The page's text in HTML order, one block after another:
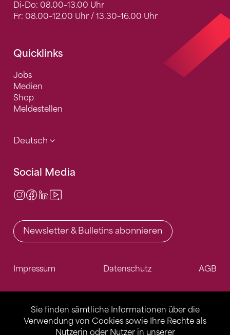
Sie finden sämtliche Informationen über die
Verwendung von Cookies sowie Ihre Rechte als
Nutzerin oder Nutzer in unserer
Di-Do: 08.00–13.00 Uhr
Fr: 08.00–12.00 Uhr / 13.30–16.00 Uhr
Quicklinks
Jobs
Medien
Shop
Meldestellen
Deutsch
Social Media
Instagram
Facebook
LinkedIn
Newsletter & Bulletins abonnieren
Impressum Datenschutz AGB